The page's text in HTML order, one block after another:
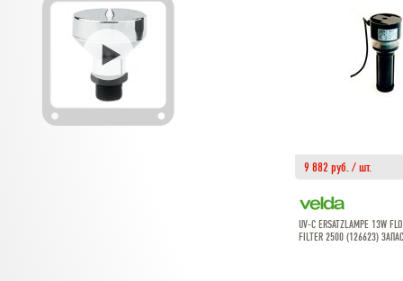
9 882 руб. / шт.
UV-C ERSATZLAMPE 13W
FILTER 2500 (126623)